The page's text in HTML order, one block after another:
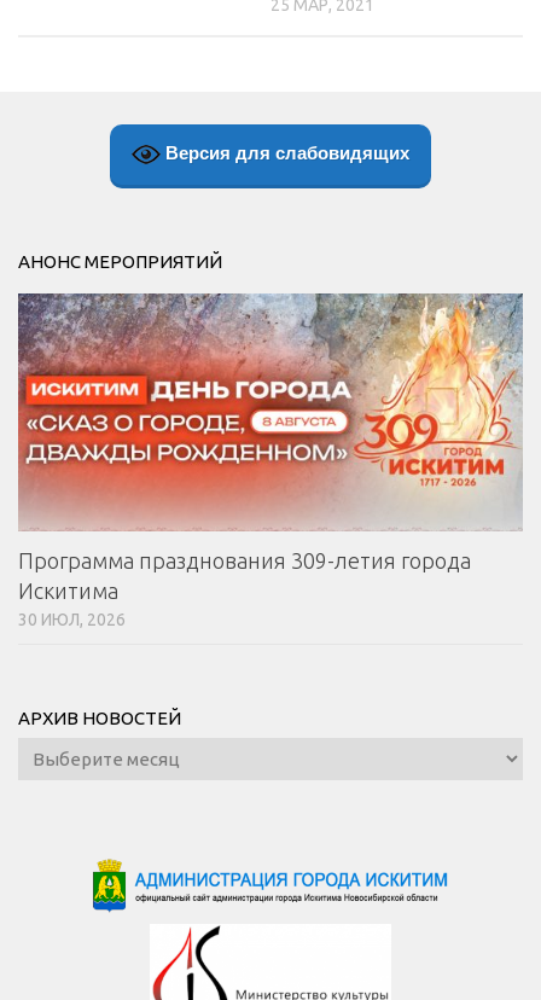
25 МАР, 2021
Версия для слабовидящих
АНОНС МЕРОПРИЯТИЙ
Программа празднования 309-летия города
Искитима
30 ИЮЛ, 2026
АРХИВ НОВОСТЕЙ
Архив
новостей